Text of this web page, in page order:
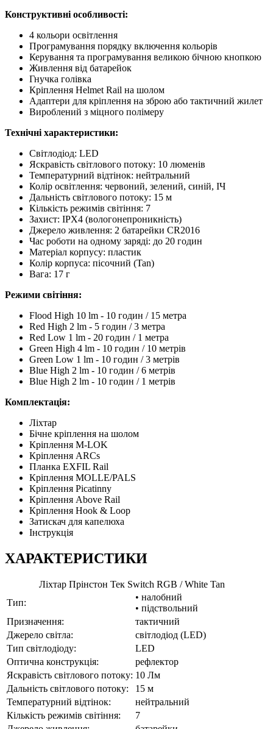
Конструктивні особливості:
4 кольори освітлення
Програмування порядку включення кольорів
Керування та програмування великою бічною кнопкою
Живлення від батарейок
Гнучка голівка
Кріплення Helmet Rail на шолом
Адаптери для кріплення на зброю або тактичний жилет
Вироблений з міцного полімеру
Технічні характеристики:
Світлодіод: LED
Яскравість світлового потоку: 10 люменів
Температурний відтінок: нейтральний
Колір освітлення: червоний, зелений, синій, ІЧ
Дальність світлового потоку: 15 м
Кількість режимів світіння: 7
Захист: IPX4 (вологонепроникність)
Джерело живлення: 2 батарейки CR2016
Час роботи на одному заряді: до 20 годин
Матеріал корпусу: пластик
Колір корпуса: пісочний (Tan)
Вага: 17 г
Режими світіння:
Flood High 10 lm - 10 годин / 15 метра
Red High 2 lm - 5 годин / 3 метра
Red Low 1 lm - 20 годин / 1 метра
Green High 4 lm - 10 годин / 10 метрів
Green Low 1 lm - 10 годин / 3 метрів
Blue High 2 lm - 10 годин / 6 метрів
Blue High 2 lm - 10 годин / 1 метрів
Комплектація:
Ліхтар
Бічне кріплення на шолом
Кріплення M-LOK
Кріплення ARCs
Планка EXFIL Rail
Кріплення MOLLE/PALS
Кріплення Picatinny
Кріплення Above Rail
Кріплення Hook & Loop
Затискач для капелюха
Інструкція
ХАРАКТЕРИСТИКИ
Ліхтар Прінстон Тек Switch RGB / White Tan
Тип:
• налобний
• підствольний
Призначення:
тактичний
Джерело світла:
світлодіод (LED)
Тип світлодіоду:
LED
Оптична конструкція:
рефлектор
Яскравість світлового потоку: 10 Лм
Дальність світлового потоку:
15 м
Температурний відтінок:
нейтральний
Кількість режимів світіння:
7